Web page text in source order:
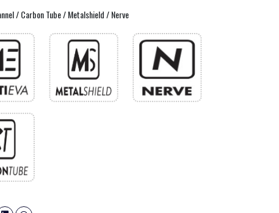
/ Carbon Tube / Metalshield / Nerve